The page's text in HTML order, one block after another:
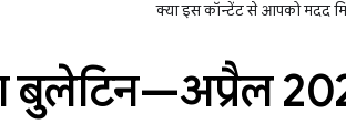
क्या इस कॉन्टेंट से आपको मदद
बुलेटिन—अप्रैल